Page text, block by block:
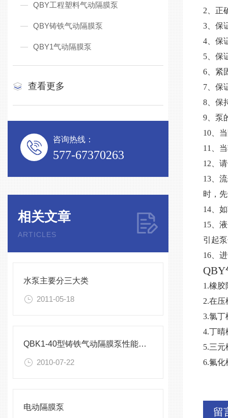
QBY工程塑料气动隔膜泵
QBY铸铁气动隔膜泵
QBY1气动隔膜泵
查看更多
咨询热线：
577-67370263
相关文章
ARTICLES
水泵主要分三大类
2011-05-18
QBK1-40型铸铁气动隔膜泵性能参数
2010-07-22
电动隔膜泵
2、正
3、保
4、保
5、保
6、紧
7、保
8、保
9、泵
10、
11、
12、
13、
时，
14、
15、
引起
16、
1.橡
2.在
3.氯
4.丁
5.三
6.氟
留